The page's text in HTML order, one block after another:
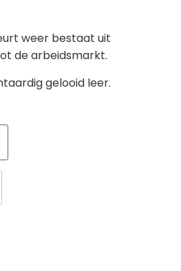
weer bestaat uit
de arbeidsmarkt.
gelooid leer.